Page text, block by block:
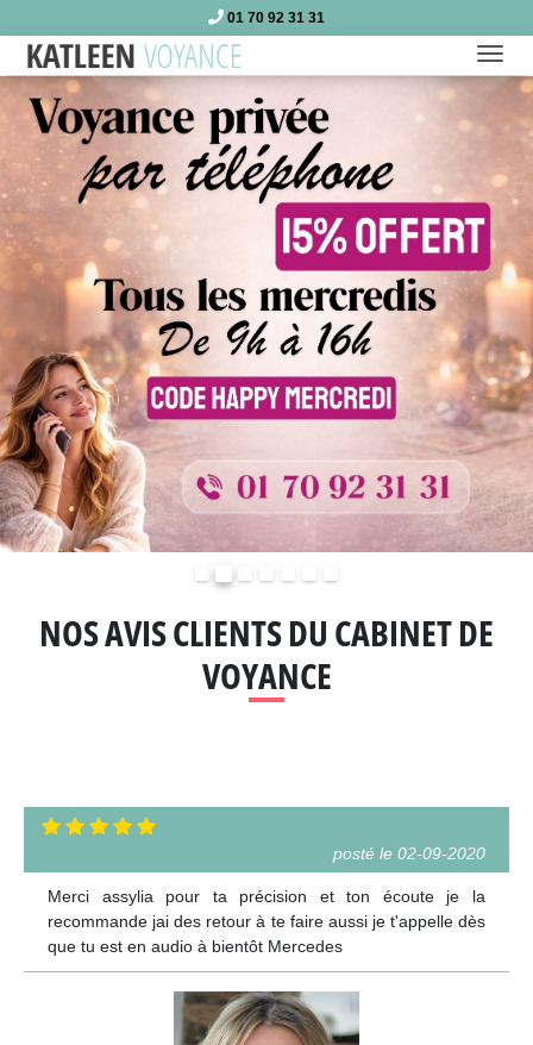
01 70 92 31 31
NOS AVIS CLIENTS DU CABINET DE
VOYANCE
posté le 02-09-2020
Merci assylia pour ta précision et ton écoute je la
recommande jai des retour à te faire aussi je t'appelle dès
que tu est en audio à bientôt Mercedes